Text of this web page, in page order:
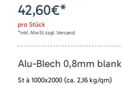
42,60€*
pro Stück
*inkl. MwSt zzgl. Versand
Alu-Blech 0,8mm blank
St à 1000x2000 (ca. 2,16 kg/qm)